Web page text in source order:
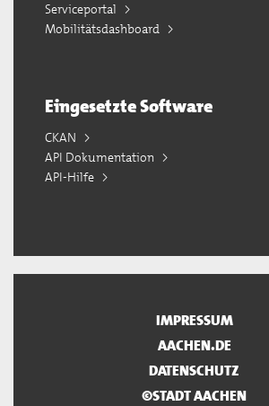
Serviceportal
Mobilitätsdashboard
Eingesetzte Software
CKAN
API Dokumentation
API-Hilfe
IMPRESSUM
AACHEN.DE
DATENSCHUTZ
©STADT AACHEN